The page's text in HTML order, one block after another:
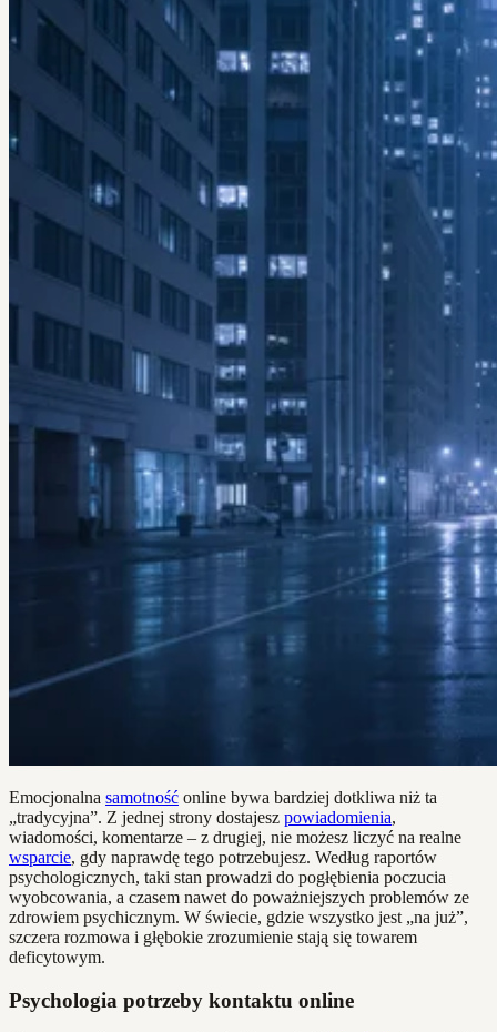
Emocjonalna samotność online bywa bardziej dotkliwa niż ta
„tradycyjna”. Z jednej strony dostajesz powiadomienia,
wiadomości, komentarze – z drugiej, nie możesz liczyć na realne
wsparcie, gdy naprawdę tego potrzebujesz. Według raportów
psychologicznych, taki stan prowadzi do pogłębienia poczucia
wyobcowania, a czasem nawet do poważniejszych problemów ze
zdrowiem psychicznym. W świecie, gdzie wszystko jest „na już”,
szczera rozmowa i głębokie zrozumienie stają się towarem
deficytowym.
Psychologia potrzeby kontaktu online